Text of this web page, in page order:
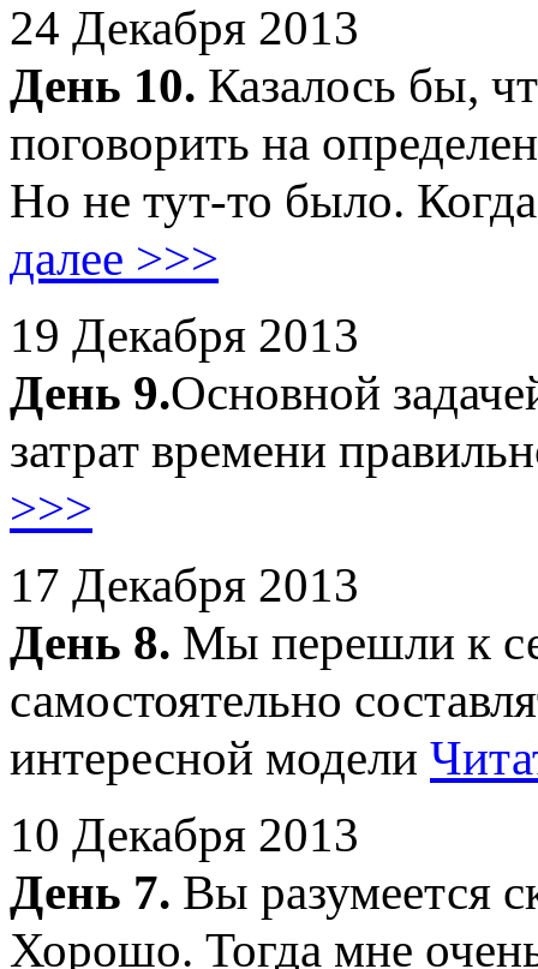
24 Декабря 2013
День 10. Казалось бы,
поговорить на
Но не тут-то было.
далее >>>
19 Декабря 2013
День 9.Основной
затрат времени
>>>
17 Декабря 2013
День 8. Мы перешли к
самостоятельно
интересной модели
10 Декабря 2013
День 7. Вы разумеется
Хорошо. Тогда мне